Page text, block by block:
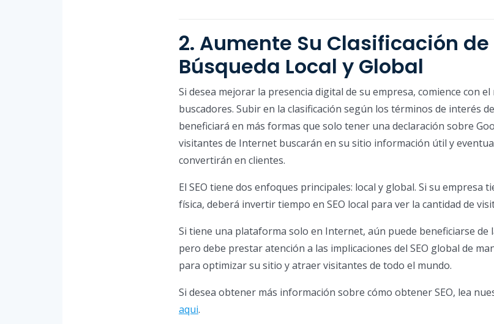
2. Aumente Su Clasificación de
Búsqueda Local y Global
Si desea mejorar la presencia digital de su empresa, comience con
buscadores. Subir en la clasificación según los términos de interés
beneficiará en más formas que solo tener una declaración sobre
visitantes de Internet buscarán en su sitio información útil y
convertirán en clientes.
El SEO tiene dos enfoques principales: local y global. Si su empresa
física, deberá invertir tiempo en SEO local para ver la cantidad de
Si tiene una plataforma solo en Internet, aún puede beneficiarse de
pero debe prestar atención a las implicaciones del SEO global de
para optimizar su sitio y atraer visitantes de todo el mundo.
Si desea obtener más información sobre cómo obtener SEO, lea
aqui.